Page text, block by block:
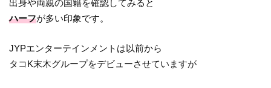
出身や両親の国籍を確認してみると
ハーフが多い印象です。
JYPエンターテインメントは以前から
タコK末木グループをデビューさせていますが